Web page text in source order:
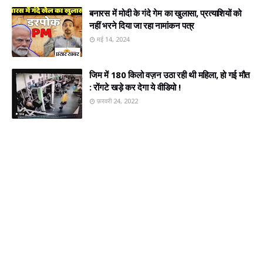
बनारस में मोदी के गंदे गेम का खुलासा, प्रत्‍याशियों को
नहीं भरने दिया जा रहा नामांकन पत्र
मई 14, 2024
जिम में 180 किलो वज़न उठा रही थी महिला, हो गई मौत
: रोंगटे खड़े कर देगा ये वीडियो !
फ़रवरी 24, 2022